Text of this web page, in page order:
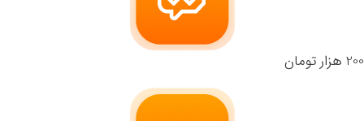
200 هزار تومان